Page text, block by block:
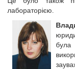
лабораторією.
була